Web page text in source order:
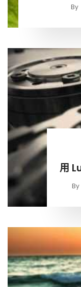
By
用
By